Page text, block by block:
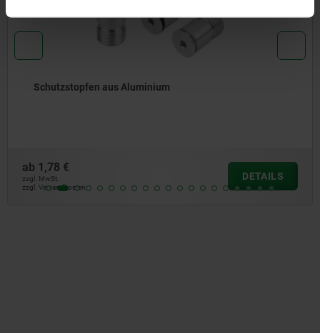
Schutzstopfen aus Aluminium
1,78 €
MwSt.
Versandkosten
DETAILS